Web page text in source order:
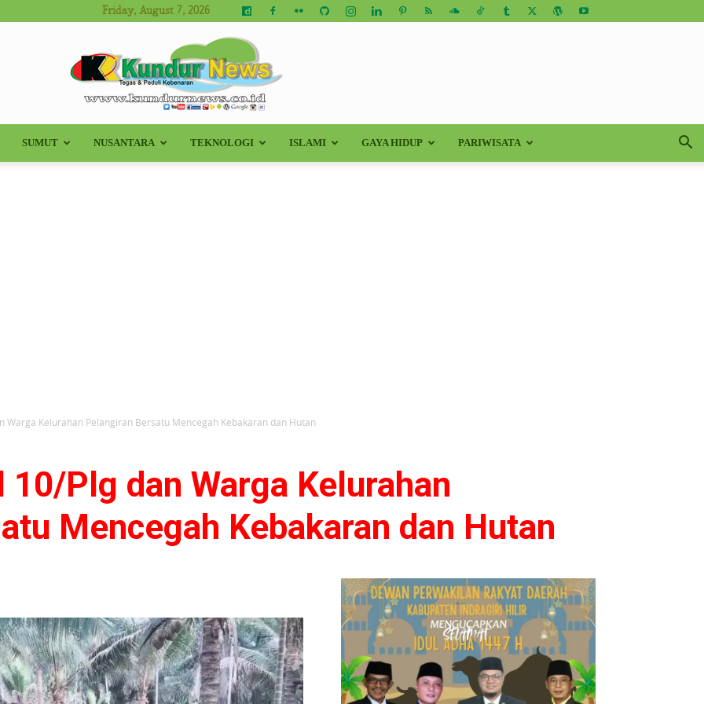
Friday, August 7, 2026
Kundur
SUMUT NUSANTARA TEKNOLOGI ISLAMI GAYA HIDUP PARIWISATA
Warga Kelurahan Pelangiran Bersatu Mencegah Kebakaran dan Hutan
10/Plg dan Warga Kelurahan
Mencegah Kebakaran dan Hutan